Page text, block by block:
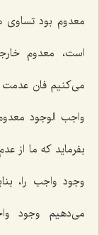
معدوم بود
است، معدوم
مى‌كنیمفان عدمت
واجب الوجود
بفرماید كه ما از
وجود واجب را،
مى‌دهیم وجود